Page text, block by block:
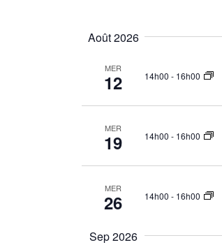
Évènements
mot-
Août 2026
MER
12 14h00 - 16h00
MER
19 14h00 - 16h00
MER
26 14h00 - 16h00
Sep 2026